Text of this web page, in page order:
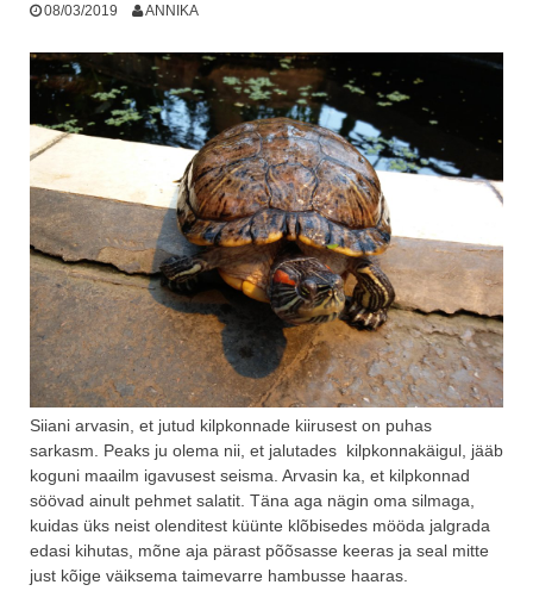
08/03/2019 ANNIKA
Siiani arvasin, et jutud kilpkonnade kiirusest on puhas
sarkasm. Peaks ju olema nii, et jalutades kilpkonnakäigul, jääb
koguni maailm igavusest seisma. Arvasin ka, et kilpkonnad
söövad ainult pehmet salatit. Täna aga nägin oma silmaga,
kuidas üks neist olenditest küünte klõbisedes mööda jalgrada
edasi kihutas, mõne aja pärast põõsasse keeras ja seal mitte
just kõige väiksema taimevarre hambusse haaras.